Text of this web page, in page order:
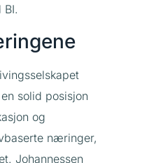
solid posisjon
og
næringer,
Johannessen